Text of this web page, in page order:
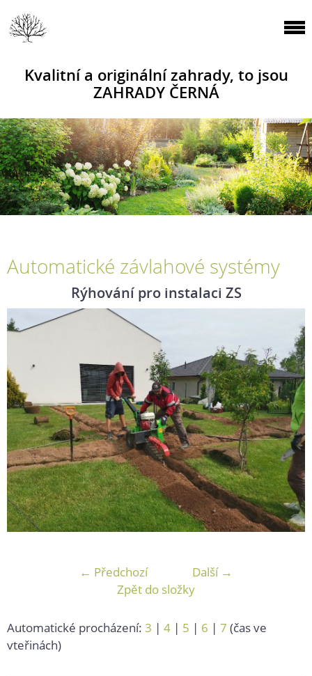
Kvalitní a originální zahrady, to jsou
ZAHRADY ČERNÁ
Automatické závlahové systémy
Rýhování pro instalaci ZS
← Předchozí
Další →
Zpět do složky
Automatické procházení: 3 | 4 | 5 | 6 | 7 (čas ve
vteřinách)